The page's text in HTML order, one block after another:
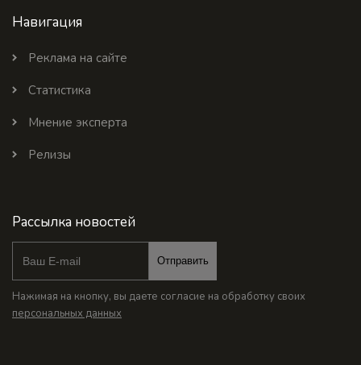
Навигация
Реклама на сайте
Статистика
Мнение эксперта
Релизы
Рассылка новостей
Отправить
Нажимая на кнопку, вы даете согласие на обработку своих
персональных данных